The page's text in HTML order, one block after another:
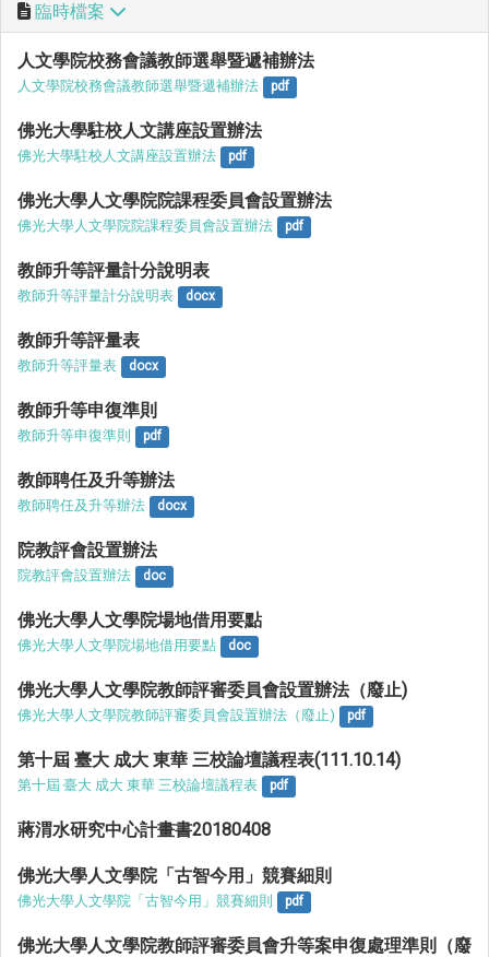
臨時檔案
人文學院校務會議教師選舉暨遞補辦法
人文學院校務會議教師選舉暨遞補辦法 pdf
佛光大學駐校人文講座設置辦法
佛光大學駐校人文講座設置辦法 pdf
佛光大學人文學院院課程委員會設置辦法
佛光大學人文學院院課程委員會設置辦法 pdf
教師升等評量計分說明表
教師升等評量計分說明表 docx
教師升等評量表
教師升等評量表 docx
教師升等申復準則
教師升等申復準則 pdf
教師聘任及升等辦法
教師聘任及升等辦法 docx
院教評會設置辦法
院教評會設置辦法 doc
佛光大學人文學院場地借用要點
佛光大學人文學院場地借用要點 doc
佛光大學人文學院教師評審委員會設置辦法（廢止)
佛光大學人文學院教師評審委員會設置辦法（廢止) pdf
第十屆 臺大 成大 東華 三校論壇議程表(111.10.14)
第十屆 臺大 成大 東華 三校論壇議程表 pdf
蔣渭水研究中心計畫書20180408
佛光大學人文學院「古智今用」競賽細則
佛光大學人文學院「古智今用」競賽細則 pdf
佛光大學人文學院教師評審委員會升等案申復處理準則（廢